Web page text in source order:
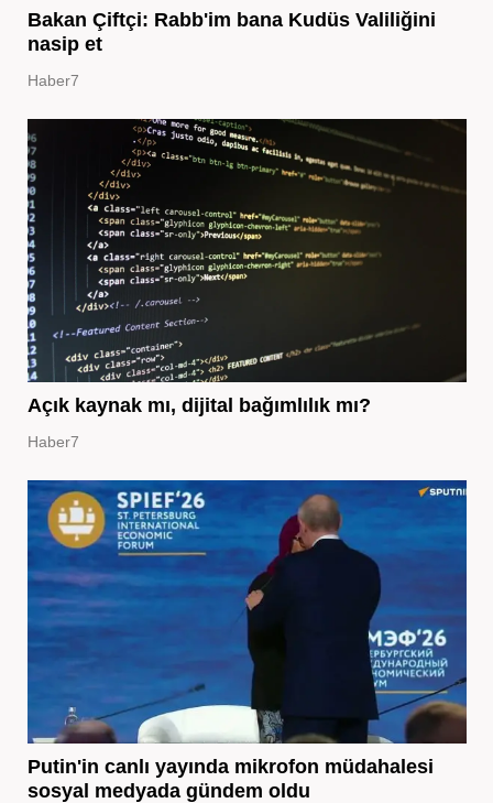
Bakan Çiftçi: Rabb'im bana Kudüs Valiliğini
nasip et
Haber7
Açık kaynak mı, dijital bağımlılık mı?
Haber7
Putin'in canlı yayında mikrofon müdahalesi
sosyal medyada gündem oldu